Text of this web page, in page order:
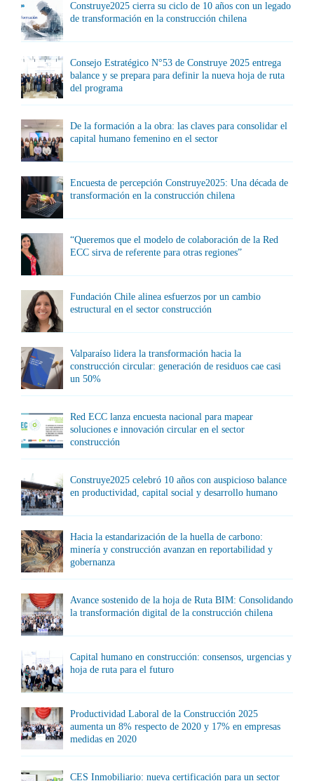
Construye2025 cierra su ciclo de 10 años con un legado
de transformación en la construcción chilena
Consejo Estratégico N°53 de Construye 2025 entrega
balance y se prepara para definir la nueva hoja de ruta
del programa
De la formación a la obra: las claves para consolidar el
capital humano femenino en el sector
Encuesta de percepción Construye2025: Una década de
transformación en la construcción chilena
“Queremos que el modelo de colaboración de la Red
ECC sirva de referente para otras regiones”
Fundación Chile alinea esfuerzos por un cambio
estructural en el sector construcción
Valparaíso lidera la transformación hacia la
construcción circular: generación de residuos cae casi
un 50%
Red ECC lanza encuesta nacional para mapear
soluciones e innovación circular en el sector
construcción
Construye2025 celebró 10 años con auspicioso balance
en productividad, capital social y desarrollo humano
Hacia la estandarización de la huella de carbono:
minería y construcción avanzan en reportabilidad y
gobernanza
Avance sostenido de la hoja de Ruta BIM: Consolidando
la transformación digital de la construcción chilena
Capital humano en construcción: consensos, urgencias y
hoja de ruta para el futuro
Productividad Laboral de la Construcción 2025
aumenta un 8% respecto de 2020 y 17% en empresas
medidas en 2020
CES Inmobiliario: nueva certificación para un sector